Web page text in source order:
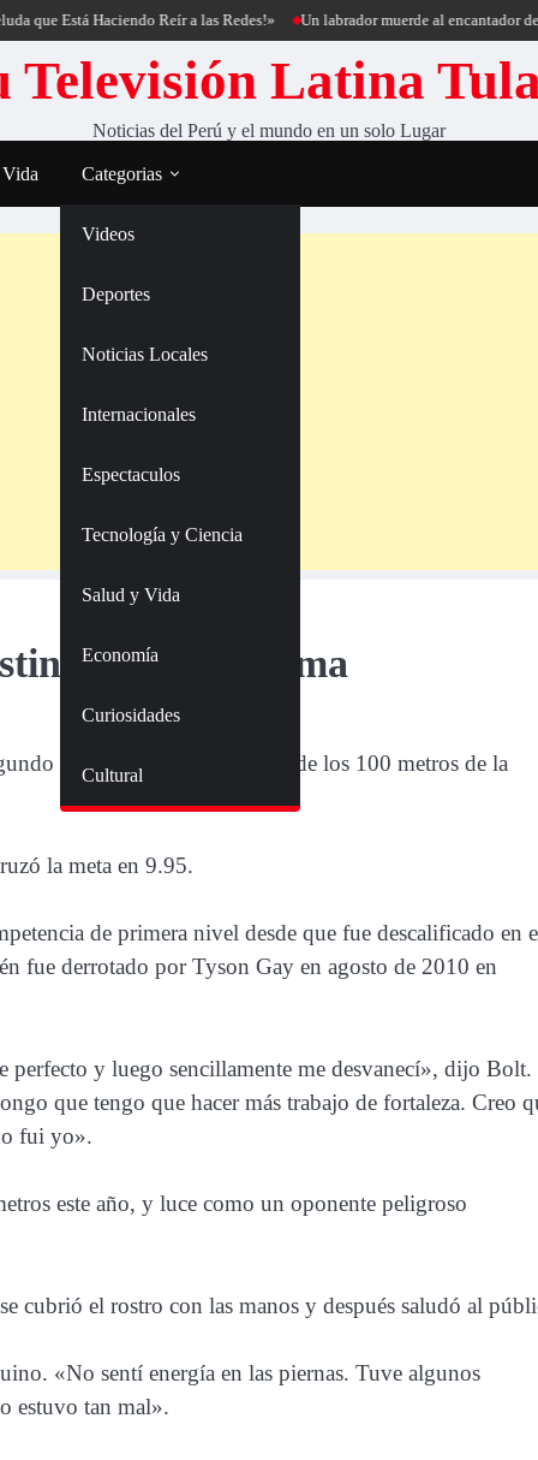
Haciendo Reír a las Redes!» Un labrador muerde al encantador de perros
Televisión Latina
Noticias del Perú y el mundo en un solo Lugar
Categorias
Videos
Deportes
Noticias Locales
Internacionales
Espectaculos
Tecnología y Ciencia
Salud y Vida
Economía
Curiosidades
Cultural
Gatlin en Roma
a Usain Bolt
en la carrera de los 100 metros de la
la meta en 9.95.
de primera nivel desde que fue descalificado en
fue derrotado por Tyson Gay en agosto de 2010 en
y luego sencillamente me desvanecí», dijo Bolt.
que tengo que hacer más trabajo de fortaleza. Creo
fui yo».
este año, y luce como un oponente peligroso
cubrió el rostro con las manos y después saludó al
«No sentí energía en las piernas. Tuve algunos
estuvo tan mal».